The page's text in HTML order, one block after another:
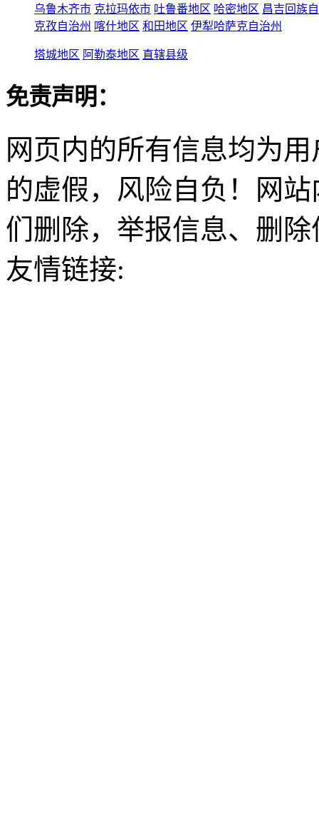
乌鲁木齐市 克拉玛依市 吐鲁番地区 哈密地区 昌吉回族
克孜自治州 喀什地区 和田地区 伊犁哈萨克自治州
塔城地区 阿勒泰地区 直辖县级
免责声明：
网页内的所有信息均为
的虚假，风险自负！网
们删除，举报信息、删
友情链接: